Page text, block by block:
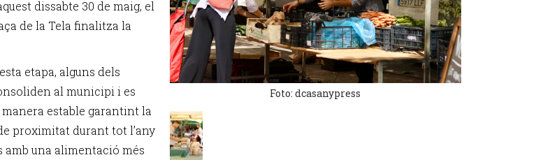
dissabte 30 de maig, el
de la Tela finalitza la
etapa, alguns dels
al municipi i es
estable garantint la
proximitat durant tot l’any
una alimentació més
Foto: dcasanypress